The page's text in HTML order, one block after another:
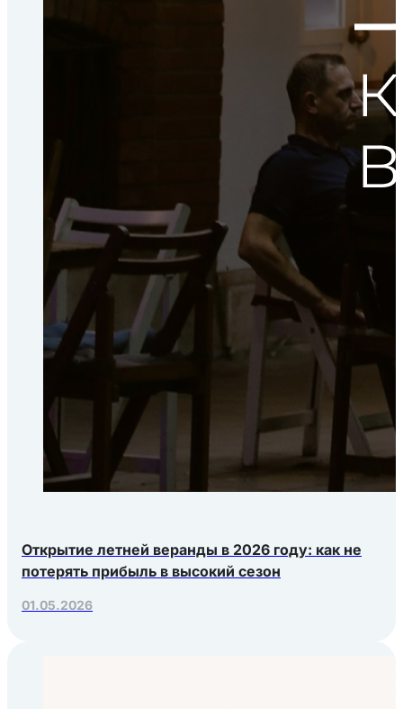
Открытие летней веранды в 2026 году: как не
потерять прибыль в высокий сезон
01.05.2026